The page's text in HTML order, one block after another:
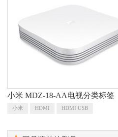
小米 MDZ-18-AA电视分类标签
小米 HDMI HDMI USB